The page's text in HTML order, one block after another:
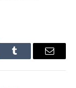
Tumblr Email